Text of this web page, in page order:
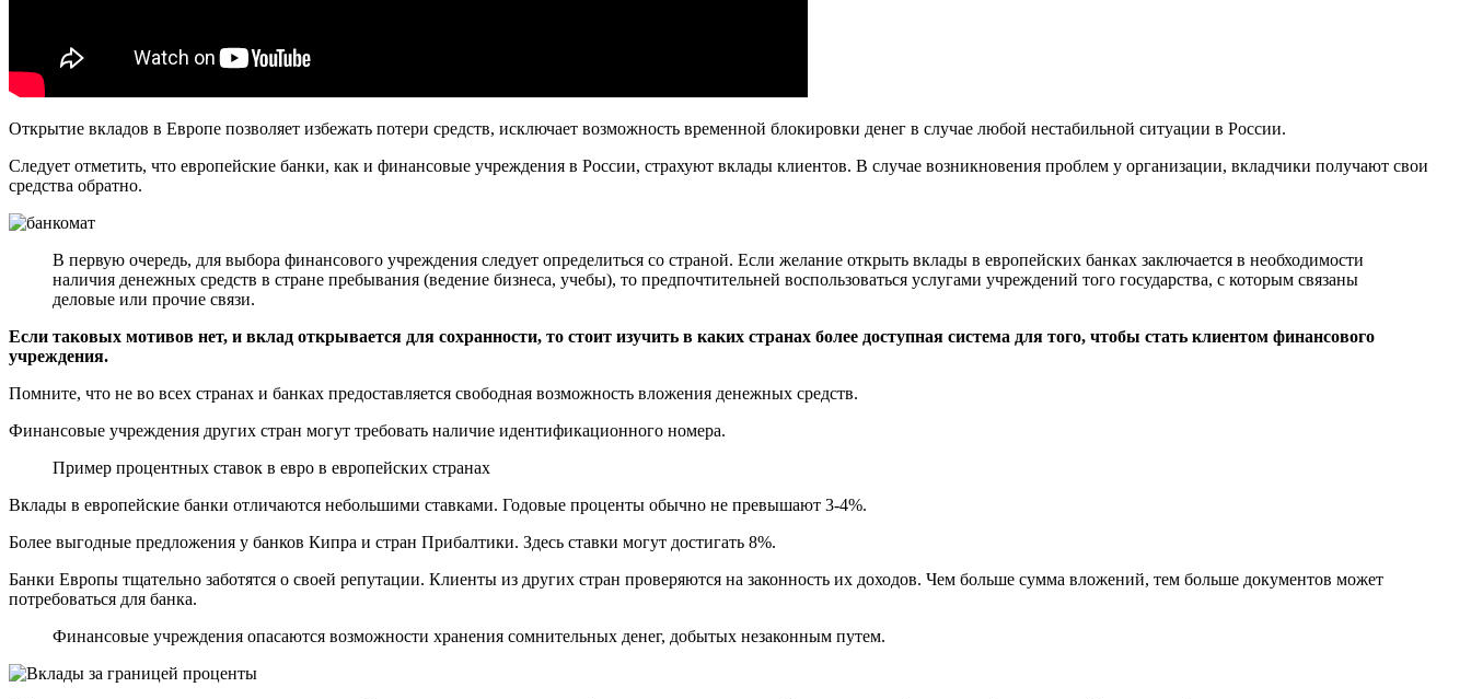
Открытие вкладов в Европе позволяет избежать потери средств, исключает возможность временной блокировки денег в случае любой нестабильной ситуации в России.
Следует отметить, что европейские банки, как и финансовые учреждения в России, страхуют вклады клиентов. В случае возникновения проблем у организации, вкладчики получают свои
средства обратно.
В первую очередь, для выбора финансового учреждения следует определиться со страной. Если желание открыть вклады в европейских банках заключается в необходимости
наличия денежных средств в стране пребывания (ведение бизнеса, учебы), то предпочтительней воспользоваться услугами учреждений того государства, с которым связаны
деловые или прочие связи.
Если таковых мотивов нет, и вклад открывается для сохранности, то стоит изучить в каких странах более доступная система для того, чтобы стать клиентом финансового
учреждения.
Помните, что не во всех странах и банках предоставляется свободная возможность вложения денежных средств.
Финансовые учреждения других стран могут требовать наличие идентификационного номера.
Пример процентных ставок в евро в европейских странах
Вклады в европейские банки отличаются небольшими ставками. Годовые проценты обычно не превышают 3-4%.
Более выгодные предложения у банков Кипра и стран Прибалтики. Здесь ставки могут достигать 8%.
Банки Европы тщательно заботятся о своей репутации. Клиенты из других стран проверяются на законность их доходов. Чем больше сумма вложений, тем больше документов может
потребоваться для банка.
Финансовые учреждения опасаются возможности хранения сомнительных денег, добытых незаконным путем.